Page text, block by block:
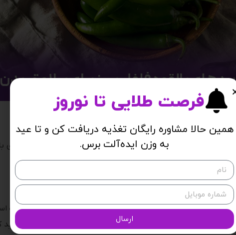
بدن:
هندی استفاده می شود و اثرات زیادی بر سلامتی دارد. کاربردهای
محافظت می کنند و فرآیند اکسیداسیون را متوقف می کنند. شناخته شده
شوند. آنتی اکسیدان ها ممکن است خطر ابتلا به بیماری های
فرصت طلایی تا نوروز
همین حالا مشاوره رایگان تغذیه دریافت کن و تا عید
به وزن ایده‌آلت برس.
ارسال